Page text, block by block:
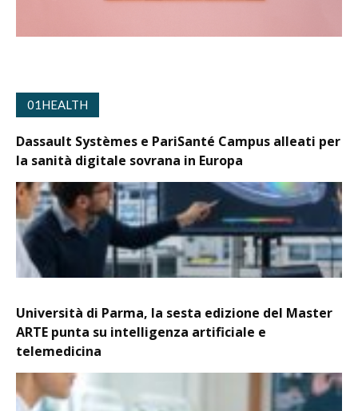
01HEALTH
Dassault Systèmes e PariSanté Campus alleati per
la sanità digitale sovrana in Europa
Università di Parma, la sesta edizione del Master
ARTE punta su intelligenza artificiale e
telemedicina